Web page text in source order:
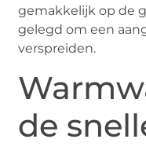
gemakkelijk op de
gelegd om een
verspreiden.
de